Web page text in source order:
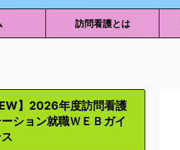
訪問看護とは
】2026年度訪問看護
ション就職ＷＥＢガイ